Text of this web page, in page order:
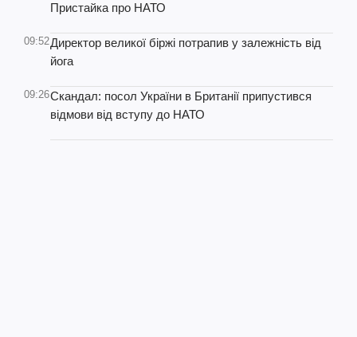
Пристайка про НАТО
09:52Директор великої біржі потрапив у залежність від
йога
09:26Скандал: посол України в Британії припустився
відмови від вступу до НАТО